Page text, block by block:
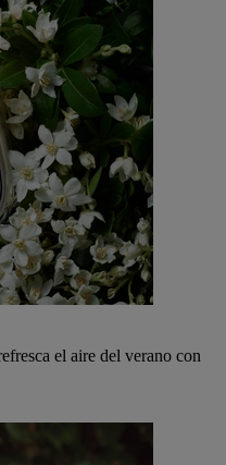
el aire del verano con